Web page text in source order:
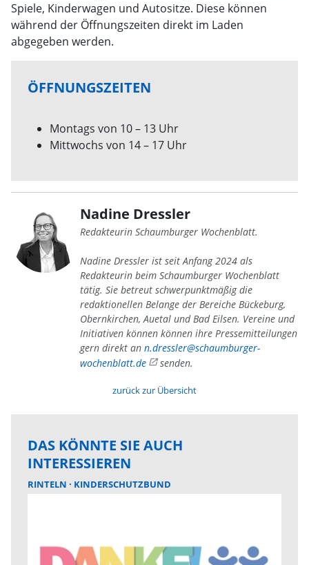
Spiele, Kinderwagen und Autositze. Diese können
während der Öffnungszeiten direkt im Laden
abgegeben werden.
ÖFFNUNGSZEITEN
Montags von 10 – 13 Uhr
Mittwochs von 14 – 17 Uhr
Nadine Dressler
Redakteurin Schaumburger Wochenblatt.
Nadine Dressler ist seit Anfang 2024 als
Redakteurin beim Schaumburger Wochenblatt
tätig. Sie betreut schwerpunktmäßig die
redaktionellen Belange der Bereiche Bückeburg,
Obernkirchen, Auetal und Bad Eilsen. Vereine und
Initiativen können können ihre Pressemitteilungen
gern direkt an n.dressler@schaumburger-
wochenblatt.de
senden.
zurück zur Übersicht
DAS KÖNNTE SIE AUCH
INTERESSIEREN
RINTELN KINDERSCHUTZBUND